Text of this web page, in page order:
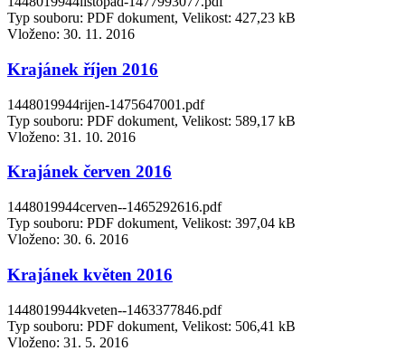
Typ souboru: PDF dokument, Velikost: 427,23 kB
Vloženo: 30. 11. 2016
Krajánek říjen 2016
1448019944rijen-1475647001.pdf
Typ souboru: PDF dokument, Velikost: 589,17 kB
Vloženo: 31. 10. 2016
Krajánek červen 2016
1448019944cerven--1465292616.pdf
Typ souboru: PDF dokument, Velikost: 397,04 kB
Vloženo: 30. 6. 2016
Krajánek květen 2016
1448019944kveten--1463377846.pdf
Typ souboru: PDF dokument, Velikost: 506,41 kB
Vloženo: 31. 5. 2016